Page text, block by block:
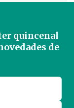
quincenal
de